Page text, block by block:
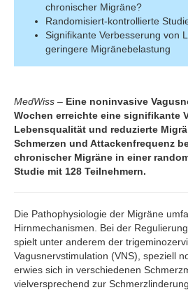
chronischer Migräne?
Randomisiert-kontrollierte
Signifikante Verbesserung von
geringere Migränebelastung
MedWiss – Eine noninvasive
Wochen erreichte eine signifikante
Lebensqualität und reduzierte
Schmerzen und Attackenfrequenz
chronischer Migräne in einer
Studie mit 128 Teilnehmern.
Die Pathophysiologie der Migräne
Hirnmechanismen. Bei der
spielt unter anderem der
Vagusnervstimulation (VNS), speziell
erwies sich in verschiedenen
vielversprechend zur